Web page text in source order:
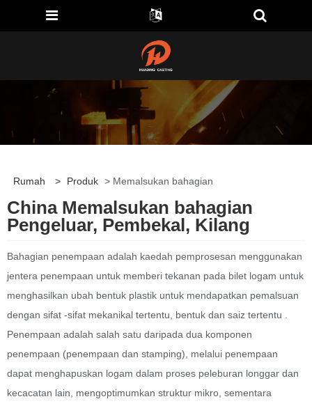
Rumah > Produk > Memalsukan bahagian
China Memalsukan bahagian
Pengeluar, Pembekal, Kilang
Bahagian penempaan adalah kaedah pemprosesan menggunakan
jentera penempaan untuk memberi tekanan pada bilet logam untuk
menghasilkan ubah bentuk plastik untuk mendapatkan pemalsuan
dengan sifat -sifat mekanikal tertentu, bentuk dan saiz tertentu ‌.
Penempaan adalah salah satu daripada dua komponen
penempaan (penempaan dan stamping), melalui penempaan
dapat menghapuskan logam dalam proses peleburan longgar dan
kecacatan lain, mengoptimumkan struktur mikro, sementara